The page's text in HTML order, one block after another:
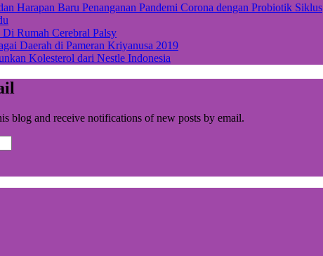
Harapan Baru Penanganan Pandemi Corona dengan Probiotik Siklus
Di Rumah Cerebral Palsy
Daerah di Pameran Kriyanusa 2019
Kolesterol dari Nestle Indonesia
blog and receive notifications of new posts by email.